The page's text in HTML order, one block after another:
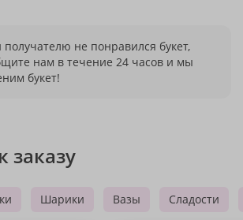
получателю не понравился букет,
нам в течение 24 часов и мы
букет!
заказу
Шарики Вазы Сладости